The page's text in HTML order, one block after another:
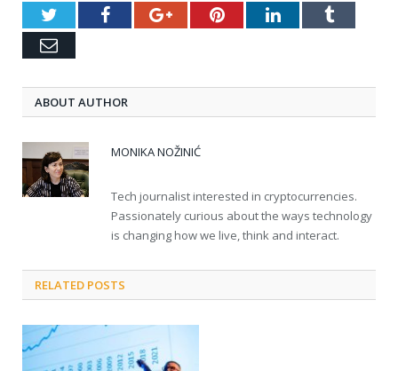
TwitterFacebookGoogle+PinterestLinkedInTumblr
Email
ABOUT AUTHOR
MONIKA NOŽINIĆ
Tech journalist interested in cryptocurrencies.
Passionately curious about the ways technology
is changing how we live, think and interact.
RELATED POSTS